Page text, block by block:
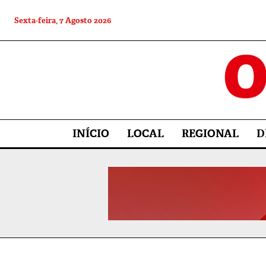
Sexta-feira, 7 Agosto 2026
INÍCIO LOCAL REGIONAL